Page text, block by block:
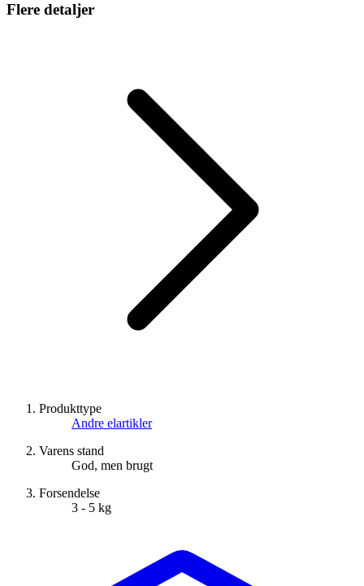
Flere detaljer
Produkttype
Andre elartikler
Varens stand
God, men brugt
Forsendelse
3 - 5 kg